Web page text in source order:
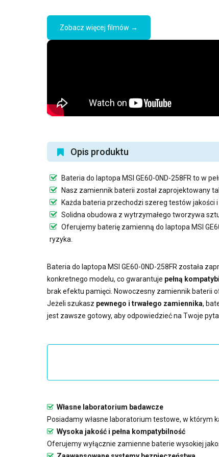
Zobacz więcej filmów →
Opis produktu
Bateria do laptopa MSI GE60-0ND-258FR to w
Nasz zamiennik baterii został zaprojektowany
Każda bateria przechodzi szereg testów jakości
Solidna obudowa z wytrzymałego tworzywa
Oferujemybaterię zamienną do laptopa MSI
ryzyka.
Bateria do laptopa MSI GE60-0ND-258FR została
konkretnego modelu, co gwarantuje pełną
brak efektu pamięci. Nowoczesny zamiennik baterii
Jeżeli szukasz pewnego i trwałego zamiennika,
jest zawsze gotowy, aby odpowiedzieć na Twoje
Własne laboratorium badawcze
Posiadamy własne laboratorium testowe, w którym
Wysoka jakość i pełna kompatybilność
Oferujemy wyłącznie zamienne baterie wysokiej